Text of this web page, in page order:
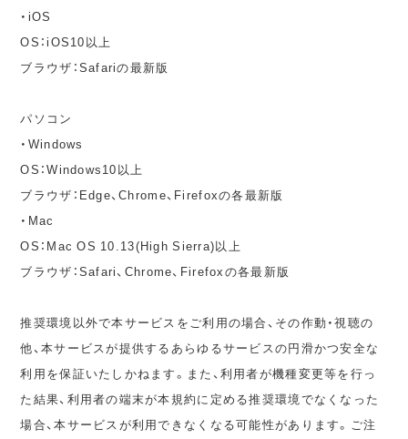
・iOS
OS：iOS10以上
ブラウザ：Safariの最新版
パソコン
・Windows
OS：Windows10以上
ブラウザ：Edge、Chrome、Firefoxの各最新版
・Mac
OS：Mac OS 10.13(High Sierra)以上
ブラウザ：Safari、Chrome、Firefoxの各最新版
推奨環境以外で本サービスをご利用の場合、その作動・視聴の
他、本サービスが提供するあらゆるサービスの円滑かつ安全な
利用を保証いたしかねます。また、利用者が機種変更等を行っ
た結果、利用者の端末が本規約に定める推奨環境でなくなった
場合、本サービスが利用できなくなる可能性があります。ご注